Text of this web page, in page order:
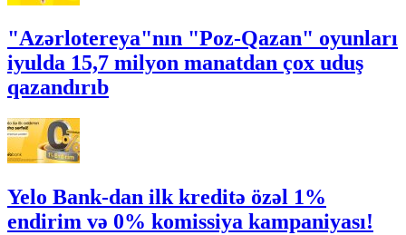
"Azərlotereya"nın "Poz-Qazan" oyunları
iyulda 15,7 milyon manatdan çox uduş
qazandırıb
Yelo Bank-dan ilk kreditə özəl 1%
endirim və 0% komissiya kampaniyası!